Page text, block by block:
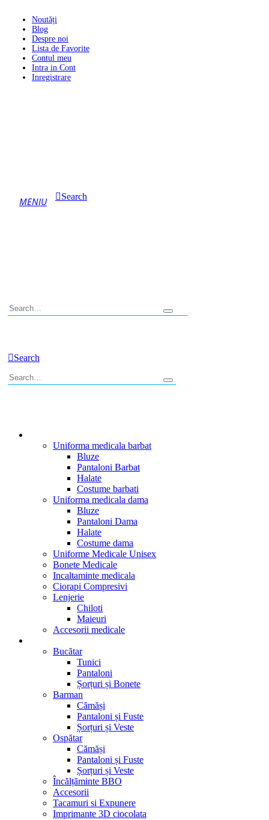
Noutăți
Blog
Despre noi
Lista de Favorite
Contul meu
Intra in Cont
Inregistrare
Search
Search
Uniforma medicala barbat
Bluze
Pantaloni Barbat
Halate
Costume barbati
Uniforma medicala dama
Bluze
Pantaloni Dama
Halate
Costume dama
Uniforme Medicale Unisex
Bonete Medicale
Incaltaminte medicala
Ciorapi Compresivi
Lenjerie
Chiloti
Maieuri
Accesorii medicale
Bucătar
Tunici
Pantaloni
Șorțuri și Bonete
Barman
Cămăși
Pantaloni și Fuste
Șorțuri și Veste
Ospătar
Cămăși
Pantaloni și Fuste
Șorțuri și Veste
Încălțăminte BBO
Accesorii
Tacamuri si Expunere
Imprimante 3D ciocolata